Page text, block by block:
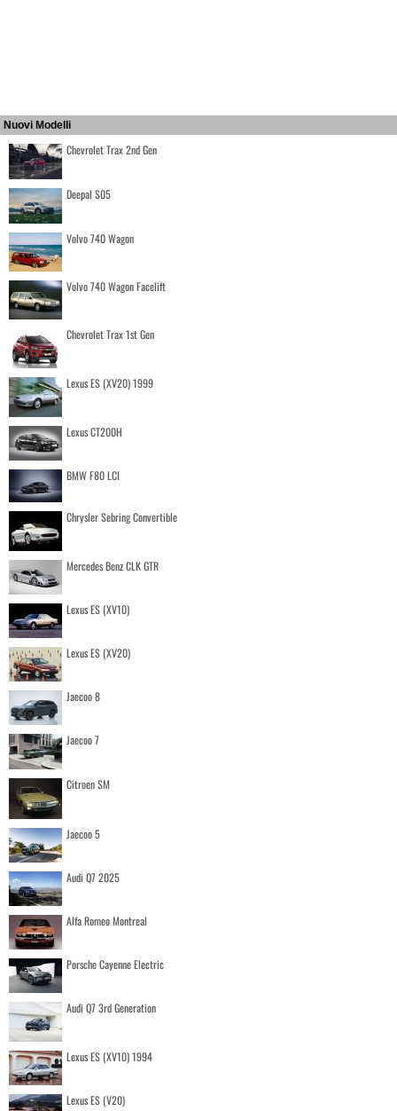
Nuovi Modelli
Chevrolet Trax 2nd Gen
Deepal S05
Volvo 740 Wagon
Volvo 740 Wagon Facelift
Chevrolet Trax 1st Gen
Lexus ES (XV20) 1999
Lexus CT200H
BMW F80 LCI
Chrysler Sebring Convertible
Mercedes Benz CLK GTR
Lexus ES (XV10)
Lexus ES (XV20)
Jaecoo 8
Jaecoo 7
Citroen SM
Jaecoo 5
Audi Q7 2025
Alfa Romeo Montreal
Porsche Cayenne Electric
Audi Q7 3rd Generation
Lexus ES (XV10) 1994
Lexus ES (V20)